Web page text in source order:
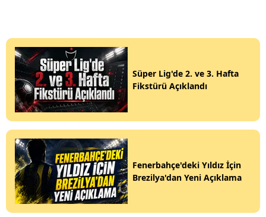
Süper Lig'de 2. ve 3. Hafta
Fikstürü Açıklandı
Fenerbahçe'deki Yıldız İçin
Brezilya'dan Yeni Açıklama